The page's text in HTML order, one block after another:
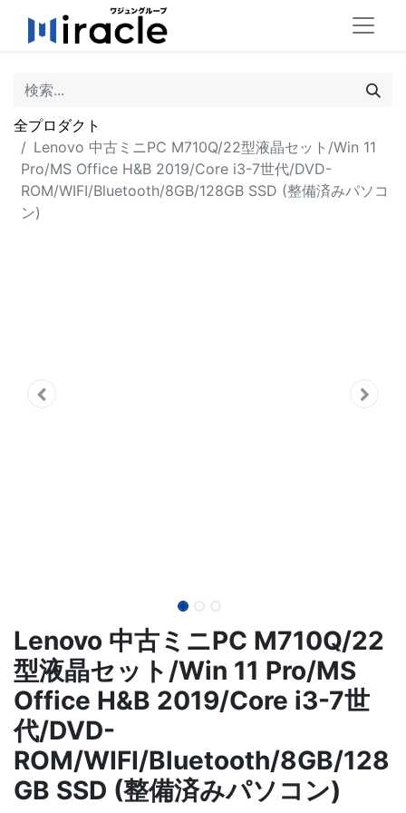
全プロダクト
Lenovo 中古ミニPC M710Q/22型液晶セット/Win 11
Pro/MS Office H&B 2019/Core i3-7世代/DVD-
ROM/WIFI/Bluetooth/8GB/128GB SSD (整備済みパソコ
ン)
Lenovo 中古ミニPC M710Q/22
型液晶セット/Win 11 Pro/MS
Office H&B 2019/Core i3-7世
代/DVD-
ROM/WIFI/Bluetooth/8GB/128
GB SSD (整備済みパソコン)